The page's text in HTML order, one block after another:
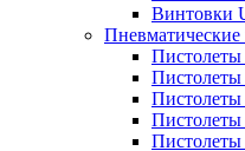
Винтовки
Пневматические